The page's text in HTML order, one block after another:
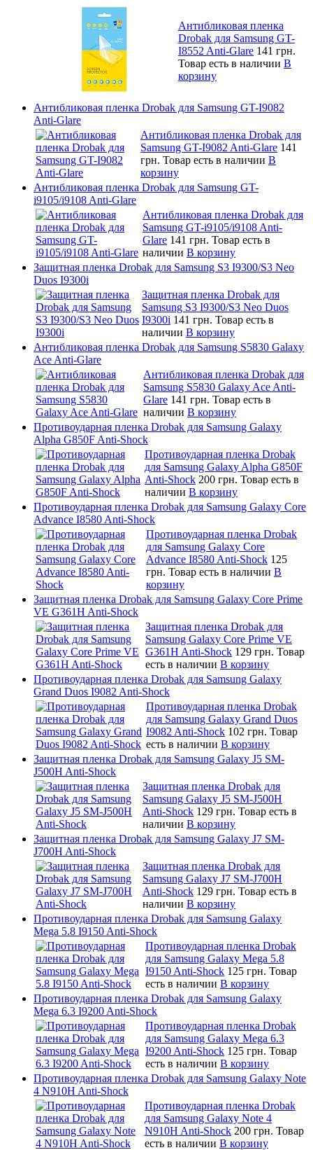
Антибликовая пленка
Drobak для Samsung GT-
I8552 Anti-Glare 141 грн.
Товар есть в наличии В
корзину
Антибликовая пленка Drobak для Samsung GT-I9082
Anti-Glare
Антибликовая пленка Drobak для
Samsung GT-I9082 Anti-Glare 141
грн. Товар есть в наличии В
корзину
Антибликовая пленка Drobak для Samsung GT-
i9105/i9108 Anti-Glare
Антибликовая пленка Drobak для
Samsung GT-i9105/i9108 Anti-
Glare 141 грн. Товар есть в
наличии В корзину
Защитная пленка Drobak для Samsung S3 I9300/S3 Neo
Duos I9300i
Защитная пленка Drobak для
Samsung S3 I9300/S3 Neo Duos
I9300i 141 грн. Товар есть в
наличии В корзину
Антибликовая пленка Drobak для Samsung S5830 Galaxy
Ace Anti-Glare
Антибликовая пленка Drobak для
Samsung S5830 Galaxy Ace Anti-
Glare 141 грн. Товар есть в
наличии В корзину
Противоударная пленка Drobak для Samsung Galaxy
Alpha G850F Anti-Shock
Противоударная пленка Drobak
для Samsung Galaxy Alpha G850F
Anti-Shock 200 грн. Товар есть в
наличии В корзину
Противоударная пленка Drobak для Samsung Galaxy Core
Advance I8580 Anti-Shock
Противоударная пленка Drobak
для Samsung Galaxy Core
Advance I8580 Anti-Shock 125
грн. Товар есть в наличии В
корзину
Защитная пленка Drobak для Samsung Galaxy Core Prime
VE G361H Anti-Shock
Защитная пленка Drobak для
Samsung Galaxy Core Prime VE
G361H Anti-Shock 129 грн. Товар
есть в наличии В корзину
Противоударная пленка Drobak для Samsung Galaxy
Grand Duos I9082 Anti-Shock
Противоударная пленка Drobak
для Samsung Galaxy Grand Duos
I9082 Anti-Shock 102 грн. Товар
есть в наличии В корзину
Защитная пленка Drobak для Samsung Galaxy J5 SM-
J500H Anti-Shock
Защитная пленка Drobak для
Samsung Galaxy J5 SM-J500H
Anti-Shock 129 грн. Товар есть в
наличии В корзину
Защитная пленка Drobak для Samsung Galaxy J7 SM-
J700H Anti-Shock
Защитная пленка Drobak для
Samsung Galaxy J7 SM-J700H
Anti-Shock 129 грн. Товар есть в
наличии В корзину
Противоударная пленка Drobak для Samsung Galaxy
Mega 5.8 I9150 Anti-Shock
Противоударная пленка Drobak
для Samsung Galaxy Mega 5.8
I9150 Anti-Shock 125 грн. Товар
есть в наличии В корзину
Противоударная пленка Drobak для Samsung Galaxy
Mega 6.3 I9200 Anti-Shock
Противоударная пленка Drobak
для Samsung Galaxy Mega 6.3
I9200 Anti-Shock 125 грн. Товар
есть в наличии В корзину
Противоударная пленка Drobak для Samsung Galaxy Note
4 N910H Anti-Shock
Противоударная пленка Drobak
для Samsung Galaxy Note 4
N910H Anti-Shock 200 грн. Товар
есть в наличии В корзину